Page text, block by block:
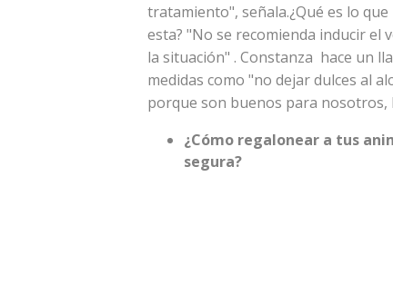
tratamiento", señala.¿Qué es lo
esta? "No se recomienda inducir el
la situación" . Constanza hace un
medidas como "no dejar dulces al
porque son buenos para nosotros,
¿Cómo regalonear a tus
segura?